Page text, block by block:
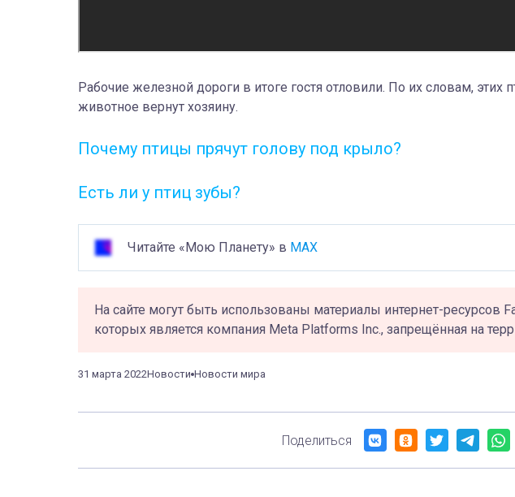
Рабочие железной дороги в итоге гостя отловили. По их словам, этих
животное вернут хозяину.
Почему птицы прячут голову под крыло?
Есть ли у птиц зубы?
Читайте «Мою Планету» в MAX
На сайте могут быть использованы материалы интернет-ресурсов
которых является компания Meta Platforms Inc., запрещённая на
31 марта 2022Новости Новости мира
Поделиться